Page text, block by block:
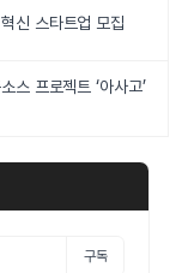
신 스타트업 모집
스 프로젝트 ‘아사고’
구독